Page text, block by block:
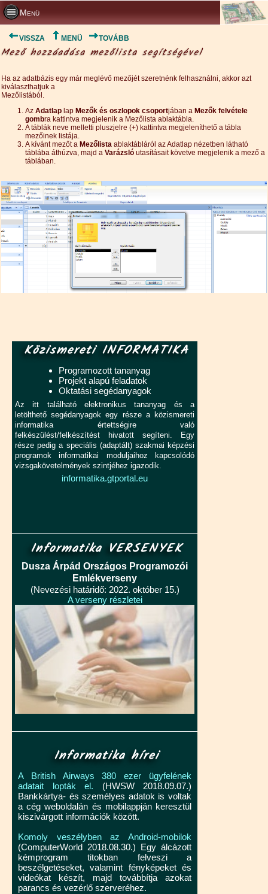
Menü
VISSZA MENÜ TOVÁBB
Mező hozzáadása mezőlista segítségével
Ha az adatbázis egy már meglévő mezőjét szeretnénk felhasználni, akkor azt
kiválaszthatjuk a
Mezőlistából.
Az Adatlap lap Mezők és oszlopok csoportjában a Mezők felvétele
gombra kattintva megjelenik a Mezőlista ablaktábla.
A táblák neve melletti pluszjelre (+) kattintva megjeleníthető a tábla
mezőinek listája.
A kívánt mezőt a Mezőlista ablaktábláról az Adatlap nézetben látható
táblába áthúzva, majd a Varázsló utasításait követve megjelenik a mező a
táblában.
Közismereti INFORMATIKA
Programozott tananyag
Projekt alapú feladatok
Oktatási segédanyagok
Az itt található elektronikus tananyag és a
letölthető segédanyagok egy része a közismereti
informatika értettségire való
felkészülést/felkészítést hivatott segíteni. Egy
része pedig a speciális (adaptált) szakmai képzési
programok informatikai moduljaihoz kapcsolódó
vizsgakövetelmények szintjéhez igazodik.
informatika.gtportal.eu
Informatika VERSENYEK
Dusza Árpád Országos Programozói
Emlékverseny
(Nevezési határidő: 2022. október 15.)
A verseny részletei
Informatika hírei
A British Airways 380 ezer ügyfelének
adatait lopták el. (HWSW 2018.09.07.)
Bankkártya- és személyes adatok is voltak
a cég weboldalán és mobilappján keresztül
kiszivárgott információk között.
Komoly veszélyben az Android-mobilok
(ComputerWorld 2018.08.30.) Egy álcázott
kémprogram titokban felveszi a
beszélgetéseket, valamint fényképeket és
videókat készít, majd továbbítja azokat
parancs és vezérlő szerveréhez.